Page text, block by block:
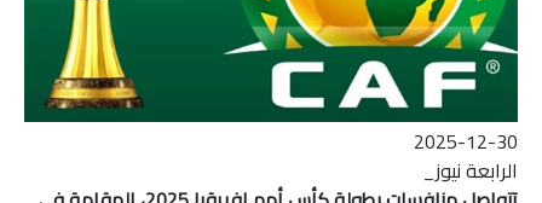
2025-12-30
الرابعة نيوز_